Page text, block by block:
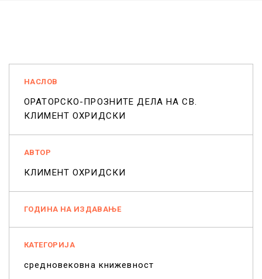
НАСЛОВ
ОРАТОРСКО-ПРОЗНИТЕ ДЕЛА НА СВ.
КЛИМЕНТ ОХРИДСКИ
АВТОР
КЛИМЕНТ ОХРИДСКИ
ГОДИНА НА ИЗДАВАЊЕ
КАТЕГОРИЈА
средновековна книжевност